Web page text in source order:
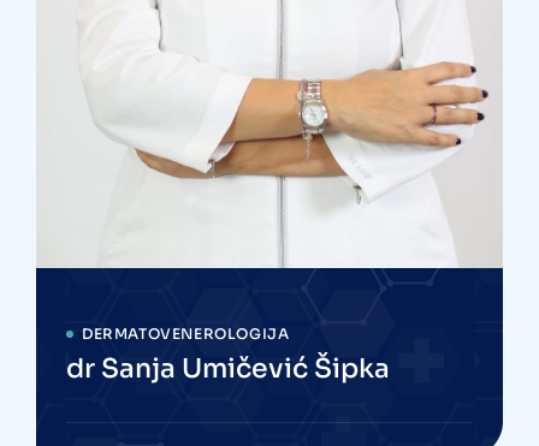
DERMATOVENEROLOGIJA
dr Sanja Umičević Šipka